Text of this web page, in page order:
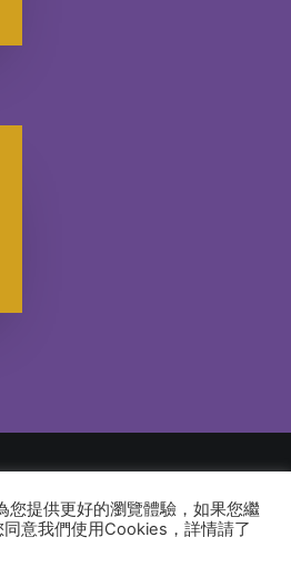
Bible Seminary. All rights reserved
您提供更好的瀏覽體驗，如果您繼
意我們使用Cookies，詳情請了